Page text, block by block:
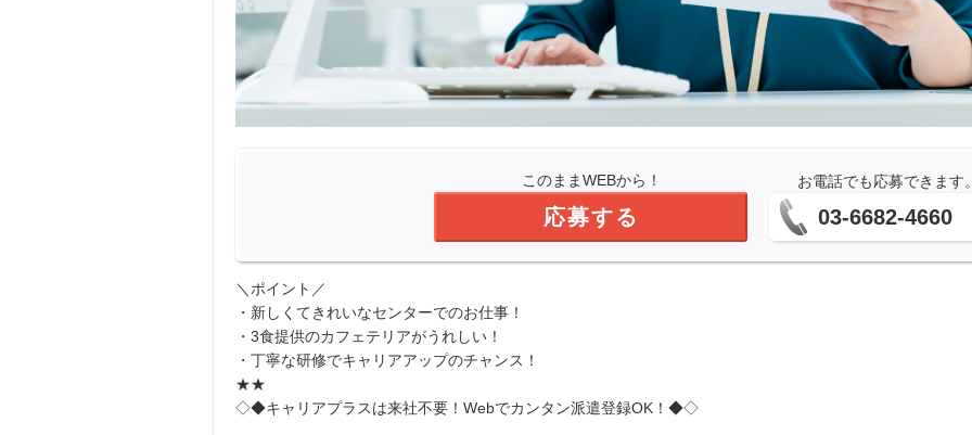
このままWEBから！
応募する
お電話でも応募できます
03-6682-4660
＼ポイント／
・新しくてきれいなセンターでのお仕事！
・3食提供のカフェテリアがうれしい！
・丁寧な研修でキャリアアップのチャンス！
★★
◇◆キャリアプラスは来社不要！Webでカンタン派遣登録OK！◆◇